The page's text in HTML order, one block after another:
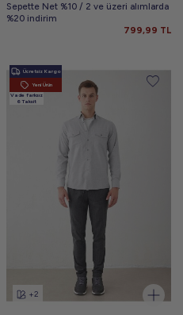
Sepette Net %10 / 2 ve üzeri alımlarda
%20 indirim
799,99 TL
Ücretsiz Kargo
Yeni Ürün
Vade farksız
6 Taksit
+2